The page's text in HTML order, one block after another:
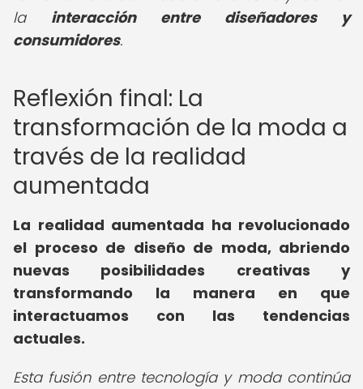
la interacción entre diseñadores y
consumidores.
Reflexión final: La
transformación de la moda a
través de la realidad
aumentada
La realidad aumentada ha revolucionado
el proceso de diseño de moda, abriendo
nuevas posibilidades creativas y
transformando la manera en que
interactuamos con las tendencias
actuales.
Esta fusión entre tecnología y moda continúa